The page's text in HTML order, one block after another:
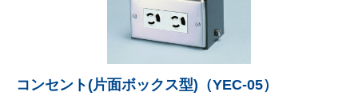
コンセント(片面ボックス型)（YEC-05）